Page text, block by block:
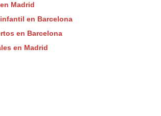
Madrid
en Barcelona
en Barcelona
en Madrid